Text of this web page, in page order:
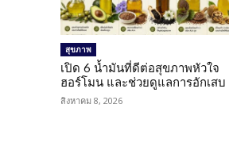
สุขภาพ
เปิด 6 น้ำมันที่ดีต่อสุขภาพหัวใจ
ฮอร์โมน และช่วยดูแลการอักเสบ
สิงหาคม 8, 2026